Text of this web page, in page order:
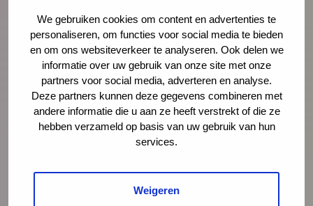
We gebruiken cookies om content en advertenties te
personaliseren, om functies voor social media te bieden
en om ons websiteverkeer te analyseren. Ook delen we
informatie over uw gebruik van onze site met onze
partners voor social media, adverteren en analyse.
Deze partners kunnen deze gegevens combineren met
andere informatie die u aan ze heeft verstrekt of die ze
hebben verzameld op basis van uw gebruik van hun
services.
Weigeren
‘Je voelt dat er iets niet klopt’
In deze mini-documentaire volgen we drie
gezinnen die geholpen zijn door Integrale
Vroeghulp. En gingen we in gesprek met
coördinatoren, trajectbegeleiders en een
wethouder over de kracht van het netwerk.
Lees meer